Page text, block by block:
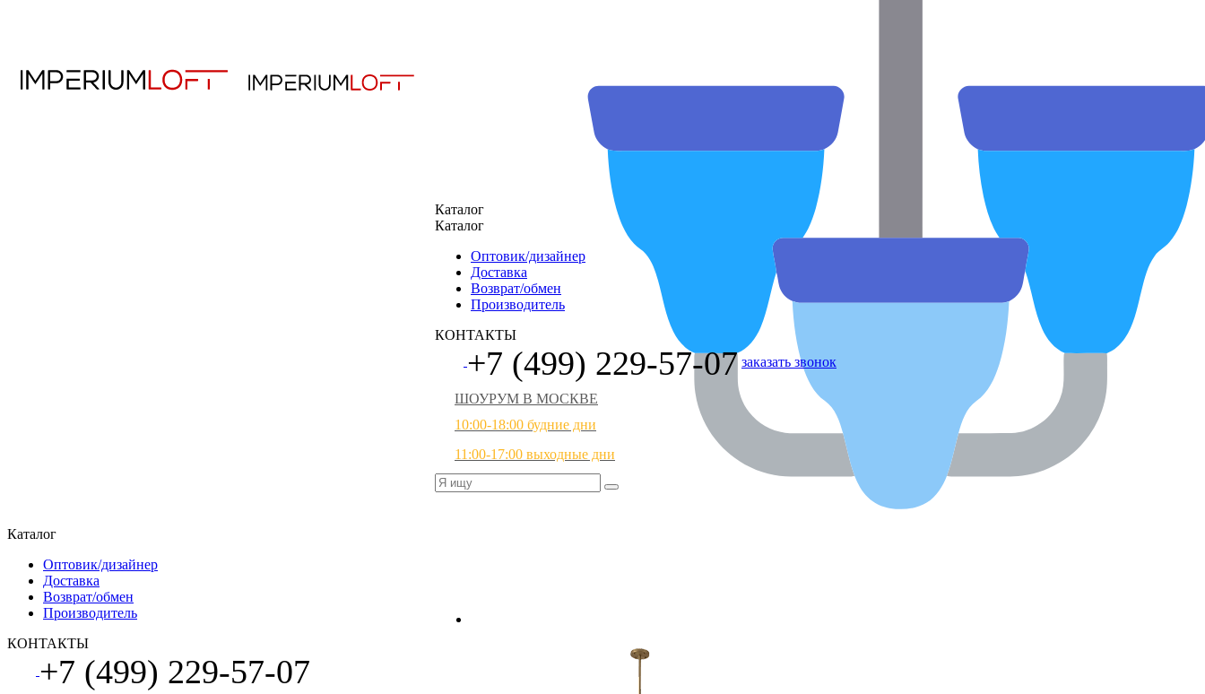
Каталог
Каталог
Оптовик/дизайнер
Доставка
Возврат/обмен
Производитель
КОНТАКТЫ
+7 (499) 229-57-07 заказать звонок
ШОУРУМ В МОСКВЕ
10:00-18:00 будние дни
11:00-17:00 выходные дни
Каталог
Оптовик/дизайнер
Доставка
Возврат/обмен
Производитель
КОНТАКТЫ
+7 (499) 229-57-07